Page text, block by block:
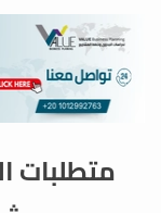
متطلبات